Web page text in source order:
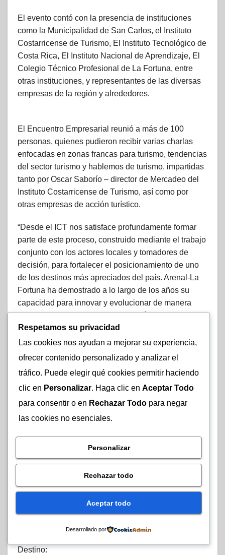
El evento contó con la presencia de instituciones
como la Municipalidad de San Carlos, el Instituto
Costarricense de Turismo, El Instituto Tecnológico de
Costa Rica, El Instituto Nacional de Aprendizaje, El
Colegio Técnico Profesional de La Fortuna, entre
otras instituciones, y representantes de las diversas
empresas de la región y alrededores.
El Encuentro Empresarial reunió a más de 100
personas, quienes pudieron recibir varias charlas
enfocadas en zonas francas para turismo, tendencias
del sector turismo y hablemos de turismo, impartidas
tanto por Oscar Saborío – director de Mercadeo del
Instituto Costarricense de Turismo, así como por
otras empresas de acción turístico.
“Desde el ICT nos satisface profundamente formar
parte de este proceso, construido mediante el trabajo
conjunto con los actores locales y tomadores de
decisión, para fortalecer el posicionamiento de uno
de los destinos más apreciados del país. Arenal-La
Fortuna ha demostrado a lo largo de los años su
capacidad para innovar y evolucionar de manera
sostenible, dinamizando la economía local y
generando empleo, encadenamientos y valor para el
territorio. Sus escenarios naturales, aguas termales y
amplia oferta de actividades al aire libre y culturales
internacionales y brindan una base excepcional para
especializar la oferta en segmentos como el turismo
de bienestar. Desde el ICT vemos un gran valor en
fortalecer y promocionar esa especialización como
Próximos pasos para fortalecer el destino
La nueva marca es el inicio de una serie de acciones
orientadas en la promoción y posicionamiento de
Arenal – Fortuna, asi como, otros objetivos
Destino:
Respetamos su privacidad
Las cookies nos ayudan a mejorar su experiencia,
ofrecer contenido personalizado y analizar el
tráfico. Puede elegir qué cookies permitir haciendo
clic en Personalizar. Haga clic en Aceptar Todo
para consentir o en Rechazar Todo para negar
las cookies no esenciales.
Personalizar
Rechazar todo
Aceptar todo
Desarrollado por